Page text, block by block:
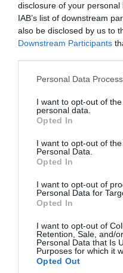
disclosure of your
IAB’s list of downstream
also be disclosed by us to
Downstream Participants
Please note that this
not limited to your visit or
grant or deny consent to
use your data for below
consent section.
Personal Data
I want to opt-out of
personal data.
Opted In
I want to opt-out of
Personal Data.
Opted In
I want to opt-out of
Personal Data for
Opted In
I want to opt-out of
Retention, Sale, and/
Personal Data that Is
Purposes for which it
Opted Out
Crédits
À
La
complète de cornichons
A travers cette nouvelle
donne pour mission de
végétal bio en de
saine et joyeuse. Les
aux attentes de
labellisés « agriculture
Sa gamme de cornichons
2016 pour relancer la
produire du cornichon
Reitzel s’est entouré de